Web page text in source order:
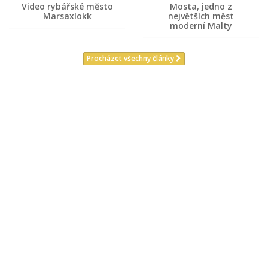
Video rybářské město
Marsaxlokk
Mosta, jedno z
největších měst
moderní Malty
Procházet všechny články